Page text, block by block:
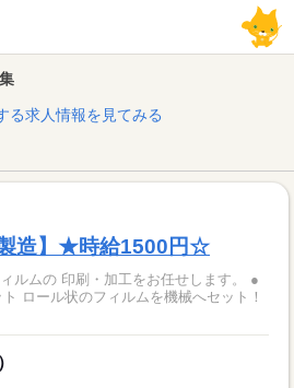
る求人情報を見てみる
製造】★時給1500円☆
ルムの 印刷・加工をお任せします。 ●